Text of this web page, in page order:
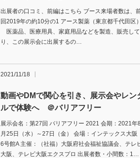
出展者の口コミ、前編はこちら ブース来場者数は、
回2019年の約10分の1 アース製薬（東京都千代田区）
医薬品、医療用具、家庭用品などを製造、販売し
り、この展示会に出展するの…
2021/11/18
動画やDMで関心を引き、展示会やレン
ルで体験へ ＠バリアフリー
展示会名：第27回 バリアフリー 2021 会期：2021年
月25日（水）～27日（金） 会場：インテックス大阪
6号館A 主催：（社福）大阪府社会福祉協議会、テレ
大阪、テレビ大阪エクスプロ 出展者数・小間数：1…